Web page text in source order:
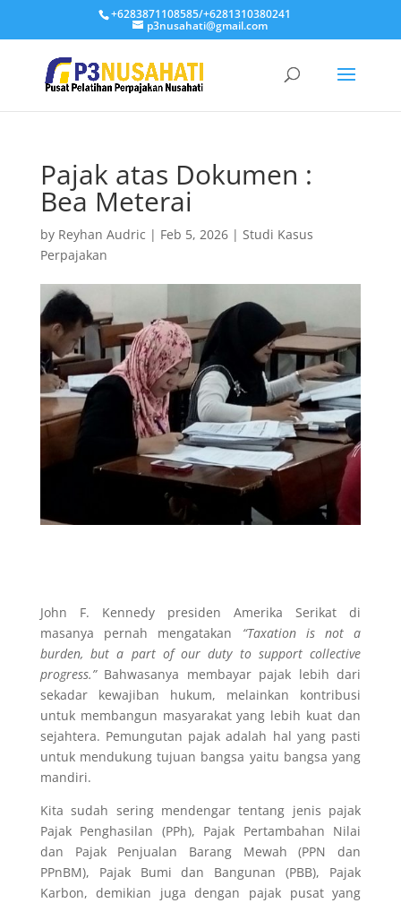
+6283871108585/+6281310380241
p3nusahati@gmail.com
Pajak atas Dokumen :
Bea Meterai
by Reyhan Audric | Feb 5, 2026| Studi Kasus
Perpajakan
John F. Kennedy presiden Amerika Serikat di
masanya pernah mengatakan
“Taxation is not a
burden, but a part of our duty to support collective
progress.” Bahwasanya membayar pajak lebih dari
sekadar kewajiban hukum, melainkan kontribusi
untuk membangun masyarakat yang lebih kuat dan
sejahtera. Pemungutan pajak adalah hal yang pasti
untuk mendukung tujuan bangsa yaitu bangsa yang
mandiri.
Kita sudah sering mendengar tentang jenis pajak
Pajak Penghasilan (PPh), Pajak Pertambahan Nilai
dan Pajak Penjualan Barang Mewah (PPN dan
PPnBM), Pajak Bumi dan Bangunan (PBB), Pajak
Karbon, demikian juga dengan pajak pusat yang